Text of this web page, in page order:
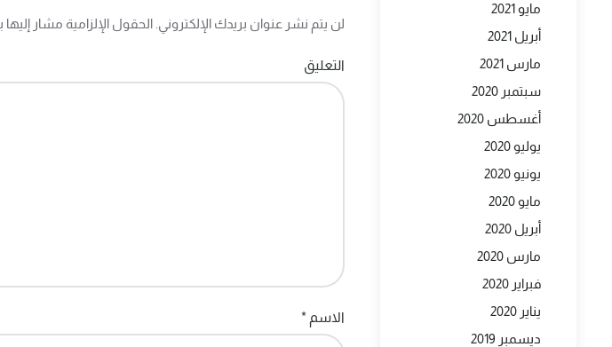
مايو 2021
أبريل 2021
مارس 2021
سبتمبر 2020
أغسطس 2020
يوليو 2020
يونيو 2020
مايو 2020
أبريل 2020
مارس 2020
فبراير 2020
يناير 2020
ديسمبر 2019
لن يتم نشر عنوان بريدك الإلكتروني. الحقول الإلزامية مشار إليها بـ
التعليق
الاسم *